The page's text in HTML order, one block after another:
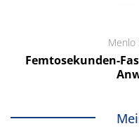
Menlo
Femtosekunden-